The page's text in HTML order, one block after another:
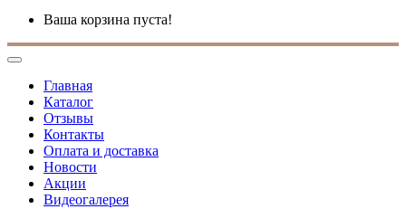
Ваша корзина пуста!
Главная
Каталог
Отзывы
Контакты
Оплата и доставка
Новости
Акции
Видеогалерея